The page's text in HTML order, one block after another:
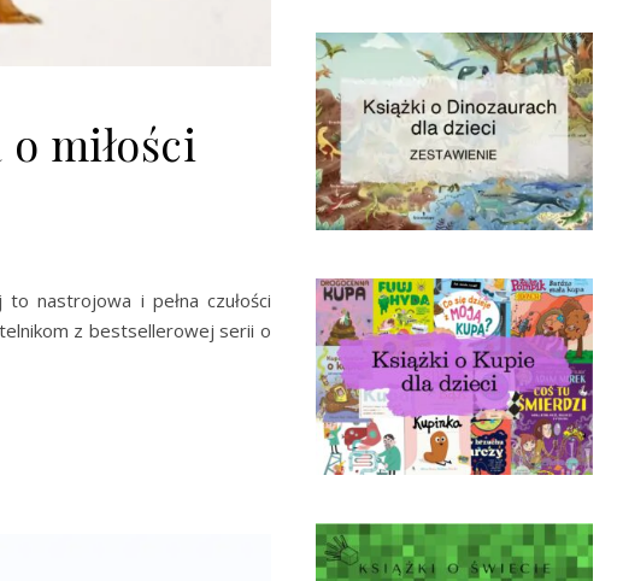
miłości
nastrojowa i pełna czułości
z bestsellerowej serii o